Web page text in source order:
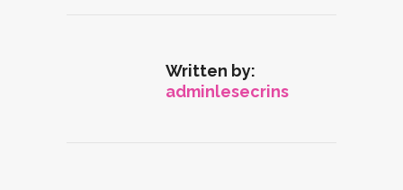
Written by:
adminlesecrins